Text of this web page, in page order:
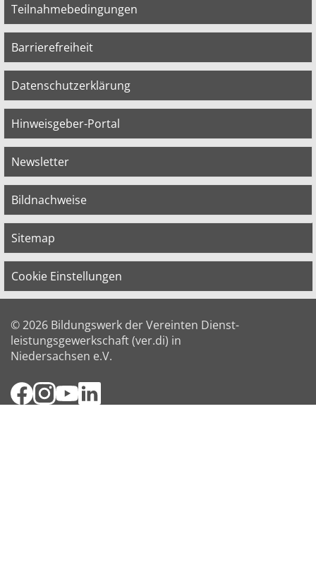
Teilnahmebedingungen
Barrierefreiheit
Datenschutzerklärung
Hinweisgeber-Portal
Newsletter
Bildnachweise
Sitemap
Cookie Einstellungen
© 2026 Bildungswerk der Vereinten Dienst­
leis­tungs­ge­werk­schaft (ver.di) in
Niedersachsen e.V.
Facebook
Instagram
YouTube